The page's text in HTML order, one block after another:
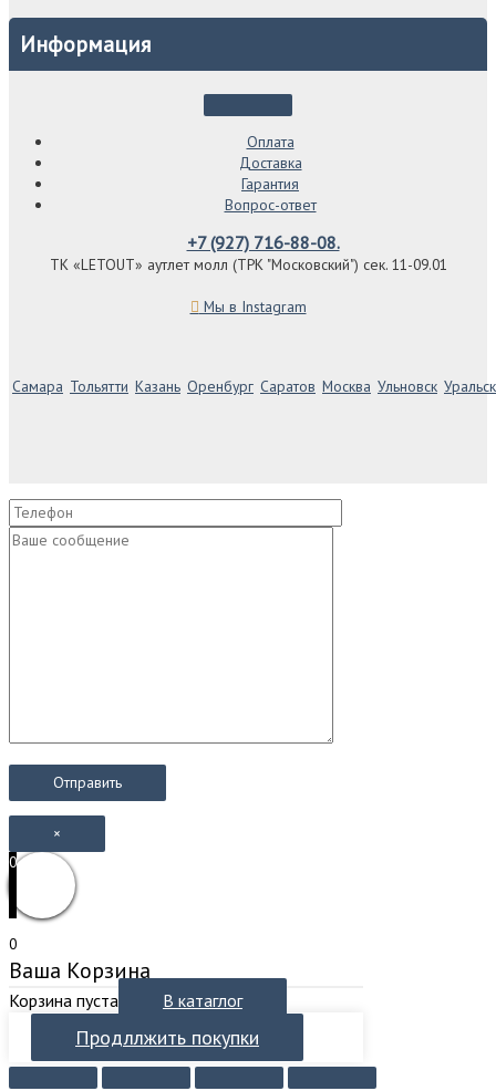
Информация
Оплата
Доставка
Гарантия
Вопрос-ответ
+7 (927) 716-88-08.
ТК «LETOUT» аутлет молл (ТРК "Московский") сек. 11-09.01
Мы в Instagram
Самара Тольятти Казань Оренбург Саратов Москва Ульновск Уральск
×
0
0
Ваша Корзина
Корзина пуста В катаглог
Продллжить покупки